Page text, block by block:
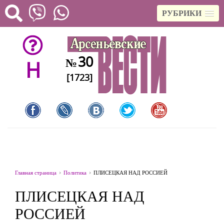
РУБРИКИ
H №30
[1723]
Главная страница Политика ПЛИСЕЦКАЯ НАД РОССИЕЙ
ПЛИСЕЦКАЯ НАД
РОССИЕЙ